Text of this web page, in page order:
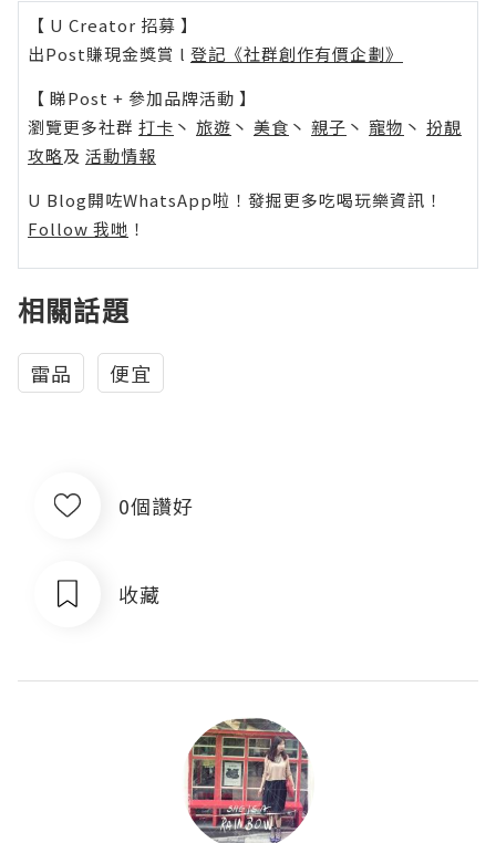
【 U Creator 招募 】
出Post賺現金獎賞 l 登記《社群創作有價企劃》
【 睇Post + 參加品牌活動 】
瀏覽更多社群 打卡 丶 旅遊 丶 美食 丶 親子 丶 寵物 丶 扮靚
攻略及 活動情報
U Blog開咗WhatsApp啦！發掘更多吃喝玩樂資訊！
Follow 我哋 ！
相關話題
雷品 便宜
0個讚好
收藏